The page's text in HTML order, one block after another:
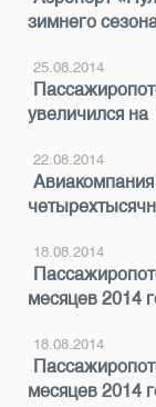
зимнего
25.08.2014
увеличился на
22.08.2014
18.08.2014
месяцев 2014
18.08.2014
месяцев 2014